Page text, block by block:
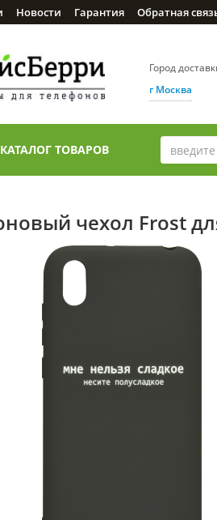
Новости Гарантия Обратная
Город
г Москва
КАТАЛОГ ТОВАРОВ
чехол Frost